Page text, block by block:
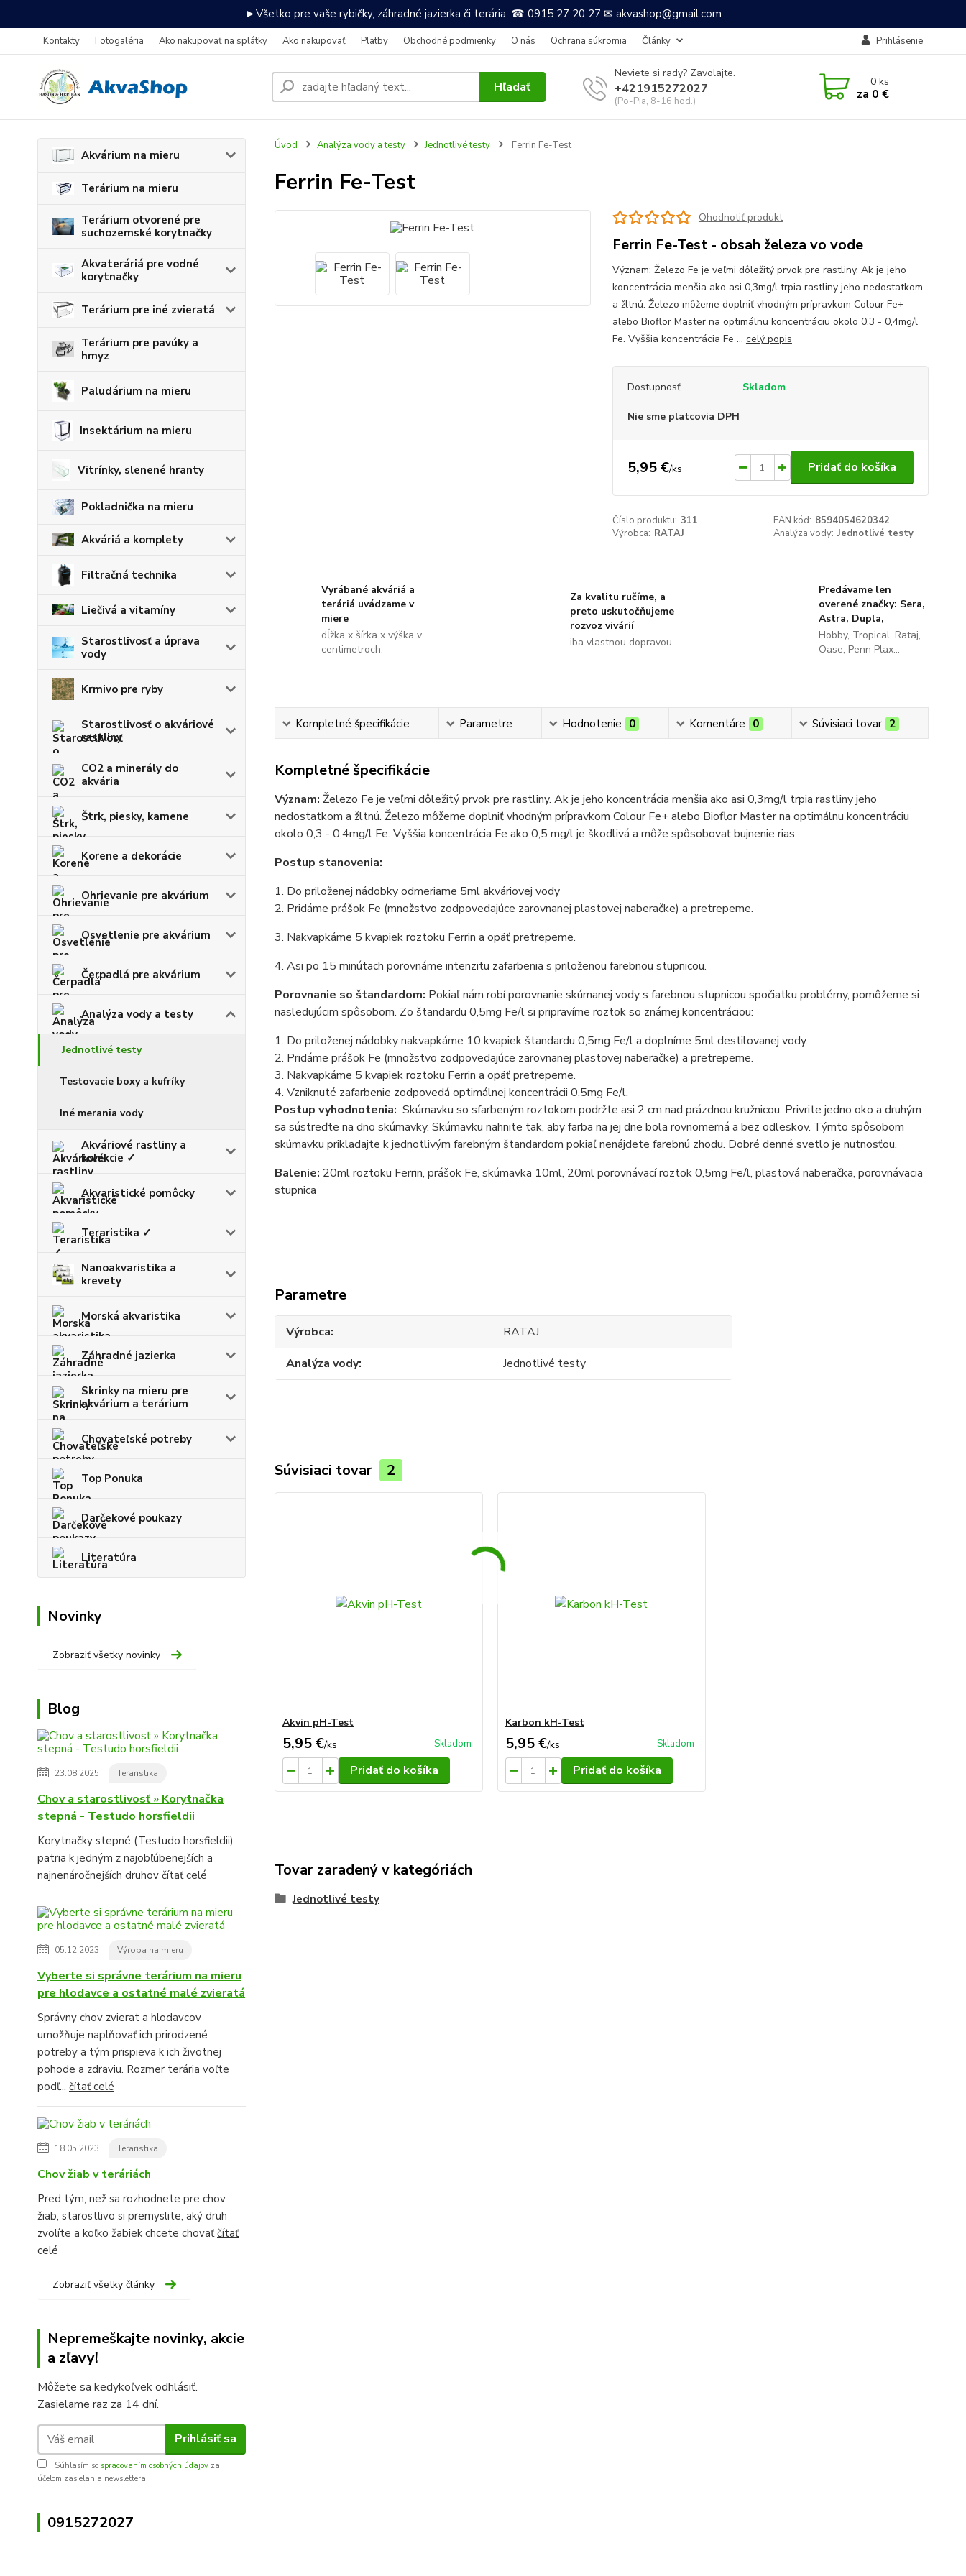
►Všetko pre vaše rybičky, záhradné jazierka či terária. ☎ 0915 27 20 27 ✉ akvashop@gmail.com
Kontakty Fotogaléria Ako nakupovať na splátky Ako nakupovať Platby Obchodné podmienky O nás Ochrana súkromia Články Prihlásenie
Hľadať
Neviete si rady? Zavolajte.
+421915272027
(Po-Pia, 8-16 hod.)
0ks
za 0 €
Akvárium na mieru
Terárium na mieru
Terárium otvorené pre
suchozemské korytnačky
Akvateráriá pre vodné
korytnačky
Terárium pre iné zvieratá
Terárium pre pavúky a
hmyz
Paludárium na mieru
Insektárium na mieru
Vitrínky, slenené hranty
Pokladnička na mieru
Akváriá a komplety
Filtračná technika
Liečivá a vitamíny
Starostlivosť a úprava
vody
Krmivo pre ryby
Starostlivosť o akváriové
rastliny
CO2 a minerály do
akvária
Štrk, piesky, kamene
Korene a dekorácie
Ohrievanie pre akvárium
Osvetlenie pre akvárium
Čerpadlá pre akvárium
Analýza vody a testy
Jednotlivé testy
Testovacie boxy a kufríky
Iné merania vody
Akváriové rastliny a
kolekcie ✓
Akvaristické pomôcky
Teraristika ✓
Nanoakvaristika a
krevety
Morská akvaristika
Záhradné jazierka
Skrinky na mieru pre
akvárium a terárium
Chovateľské potreby
Top Ponuka
Darčekové poukazy
Literatúra
Novinky
Zobraziť všetky novinky
Blog
23.08.2025 Teraristika
Chov a starostlivosť » Korytnačka
stepná - Testudo horsfieldii
Korytnačky stepné (Testudo horsfieldii)
patria k jedným z najobľúbenejších a
najnenáročnejších druhov čítať celé
05.12.2023 Výroba na mieru
Vyberte si správne terárium na mieru
pre hlodavce a ostatné malé zvieratá
Správny chov zvierat a hlodavcov
umožňuje naplňovať ich prirodzené
potreby a tým prispieva k ich životnej
pohode a zdraviu. Rozmer terária voľte
podľ... čítať celé
18.05.2023 Teraristika
Chov žiab v teráriách
Pred tým, než sa rozhodnete pre chov
žiab, starostlivo si premyslite, aký druh
zvolíte a koľko žabiek chcete chovaťčítať
celé
Zobraziť všetky články
Nepremeškajte novinky, akcie
a zľavy!
Môžete sa kedykoľvek odhlásiť.
Zasielame raz za 14 dní.
Prihlásiť sa
Súhlasím so spracovaním osobných údajov za
účelom zasielania newslettera.
0915272027
Úvod Analýza vody a testy Jednotlivé testy Ferrin Fe-Test
Ferrin Fe-Test
Ohodnotiť produkt
Ferrin Fe-Test - obsah železa vo vode
Význam: Železo Fe je veľmi dôležitý prvok pre rastliny. Ak je jeho
koncentrácia menšia ako asi 0,3mg/l trpia rastliny jeho nedostatkom
a žltnú. Železo môžeme doplniť vhodným prípravkom Colour Fe+
alebo Bioflor Master na optimálnu koncentráciu okolo 0,3 - 0,4mg/l
Fe. Vyššia koncentrácia Fe ... celý popis
Dostupnosť Skladom
Nie sme platcovia DPH
5,95 €/ks Pridať do košíka
Číslo produktu: 311 EAN kód: 8594054620342
Výrobca: RATAJ Analýza vody: Jednotlivé testy
Vyrábané akváriá a
teráriá uvádzame v
miere
dĺžka x šírka x výška v
centimetroch.
Za kvalitu ručíme, a
preto uskutočňujeme
rozvoz vivárií
iba vlastnou dopravou.
Predávame len
overené značky: Sera,
Astra, Dupla,
Hobby, Tropical, Rataj,
Oase, Penn Plax...
Kompletné špecifikácie Parametre Hodnotenie 0 Komentáre 0 Súvisiaci tovar 2
Kompletné špecifikácie
Význam: Železo Fe je veľmi dôležitý prvok pre rastliny. Ak je jeho koncentrácia menšia ako asi 0,3mg/l trpia rastliny jeho
nedostatkom a žltnú. Železo môžeme doplniť vhodným prípravkom Colour Fe+ alebo Bioflor Master na optimálnu koncentráciu
okolo 0,3 - 0,4mg/l Fe. Vyššia koncentrácia Fe ako 0,5 mg/l je škodlivá a môže spôsobovať bujnenie rias.
Postup stanovenia:
1. Do priloženej nádobky odmeriame 5ml akváriovej vody
2. Pridáme prášok Fe (množstvo zodpovedajúce zarovnanej plastovej naberačke) a pretrepeme.
3. Nakvapkáme 5 kvapiek roztoku Ferrin a opäť pretrepeme.
4. Asi po 15 minútach porovnáme intenzitu zafarbenia s priloženou farebnou stupnicou.
Porovnanie so štandardom: Pokiaľ nám robí porovnanie skúmanej vody s farebnou stupnicou spočiatku problémy, pomôžeme si
nasledujúcim spôsobom. Zo štandardu 0,5mg Fe/l si pripravíme roztok so známej koncentráciou:
1. Do priloženej nádobky nakvapkáme 10 kvapiek štandardu 0,5mg Fe/l a doplníme 5ml destilovanej vody.
2. Pridáme prášok Fe (množstvo zodpovedajúce zarovnanej plastovej naberačke) a pretrepeme.
3. Nakvapkáme 5 kvapiek roztoku Ferrin a opäť pretrepeme.
4. Vzniknuté zafarbenie zodpovedá optimálnej koncentrácii 0,5mg Fe/l.
Postup vyhodnotenia: Skúmavku so sfarbeným roztokom podržte asi 2 cm nad prázdnou kružnicou. Privrite jedno oko a druhým
sa sústreďte na dno skúmavky. Skúmavku nahnite tak, aby farba na jej dne bola rovnomerná a bez odleskov. Týmto spôsobom
skúmavku prikladajte k jednotlivým farebným štandardom pokiaľ nenájdete farebnú zhodu. Dobré denné svetlo je nutnosťou.
Balenie: 20ml roztoku Ferrin, prášok Fe, skúmavka 10ml, 20ml porovnávací roztok 0,5mg Fe/l, plastová naberačka, porovnávacia
stupnica
Parametre
Výrobca
RATAJ
Analýza vody
Jednotlivé testy
Súvisiaci tovar 2
Akvin pH-Test
5,95 €/ks Skladom
Pridať do košíka
Karbon kH-Test
5,95 €/ks Skladom
Pridať do košíka
Tovar zaradený v kategóriách
Jednotlivé testy